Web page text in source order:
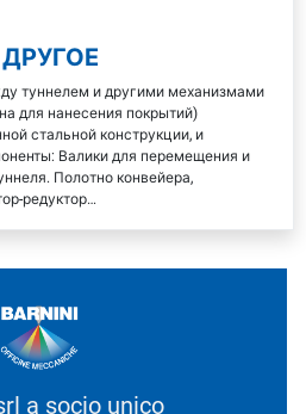
туннелем и другими механизмами
для нанесения покрытий)
стальной конструкции, и
Валики для перемещения и
Полотно конвейера,
редуктор…
a socio unico